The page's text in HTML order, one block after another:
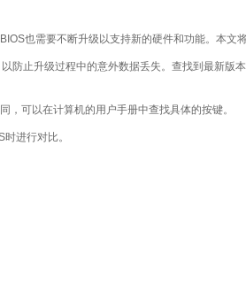
也需要不断升级以支持新的硬件和功能。本文
止升级过程中的意外数据丢失。查找到最新版
可以在计算机的用户手册中查找具体的按键。
进行对比。